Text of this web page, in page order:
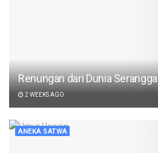
Renungan dari Dunia Serangga
2 WEEKS AGO
ANEKA SATWA